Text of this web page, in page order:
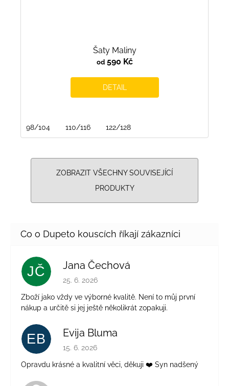
Šaty Maliny
od590 Kč
DETAIL
98/104 110/116 122/128
ZOBRAZIT VŠECHNY SOUVISEJÍCÍ
PRODUKTY
JČ Jana Čechová
Hodnocení obchodu je 5 z 5 hvězdiček.
25. 6. 2026
Zboží jako vždy ve výborné kvalitě. Není to můj první
nákup a určitě si jej ještě několikrát zopakuji.
EB Evija Bluma
Hodnocení obchodu je 5 z 5 hvězdiček.
15. 6. 2026
Opravdu krásné a kvalitní věci, děkuji ❤️ Syn nadšený